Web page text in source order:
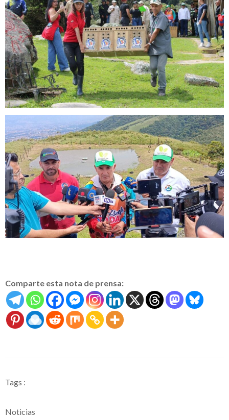
Comparte esta nota de prensa:
Tags :
Noticias